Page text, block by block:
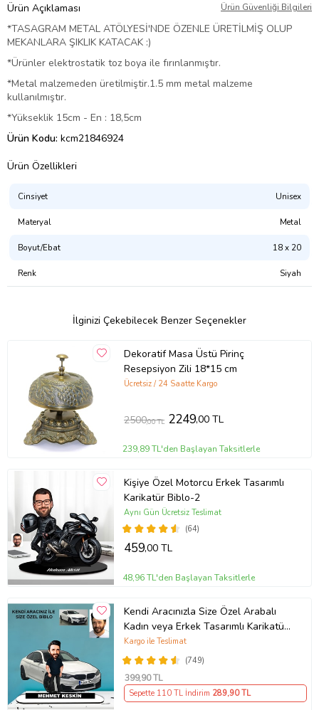
Ürün Açıklaması Ürün Güvenliği Bilgileri
*TASAGRAM METAL ATÖLYESİ'NDE ÖZENLE ÜRETİLMİŞ OLUP
MEKANLARA ŞIKLIK KATACAK :)
*Ürünler elektrostatik toz boya ile fırınlanmıştır.
*Metal malzemeden üretilmiştir.1.5 mm metal malzeme
kullanılmıştır.
*Yükseklik 15cm - En : 18,5cm
Ürün Kodu: kcm21846924
Ürün Özellikleri
Cinsiyet Unisex
Materyal Metal
Boyut/Ebat 18 x 20
Renk Siyah
İlginizi Çekebilecek Benzer Seçenekler
Dekoratif Masa Üstü Pirinç
Resepsiyon Zili 18*15 cm
Ücretsiz / 24 Saatte Kargo
2500,00 TL 2249,00 TL
239,89 TL'den Başlayan Taksitlerle
Kişiye Özel Motorcu Erkek Tasarımlı
Karikatür Biblo-2
(64)
Aynı Gün Ücretsiz Teslimat
459,00 TL
48,96 TL'den Başlayan Taksitlerle
Kendi Aracınızla Size Özel Arabalı
Kadın veya Erkek Tasarımlı Karikatür
Biblo , Babalar Günü Hediyesi,
Erkeğe Hediye, Rent A Car Hediyesi
(749)
Kargo ile Teslimat
399,90 TL
Sepette 110 TL İndirim 289,90 TL